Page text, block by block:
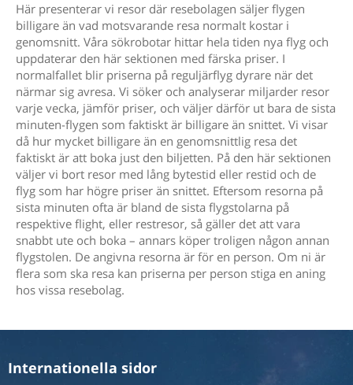
Här presenterar vi resor där resebolagen säljer flygen
billigare än vad motsvarande resa normalt kostar i
genomsnitt. Våra sökrobotar hittar hela tiden nya flyg och
uppdaterar den här sektionen med färska priser. I
normalfallet blir priserna på reguljärflyg dyrare när det
närmar sig avresa. Vi söker och analyserar miljarder resor
varje vecka, jämför priser, och väljer därför ut bara de sista
minuten-flygen som faktiskt är billigare än snittet. Vi visar
då hur mycket billigare än en genomsnittlig resa det
faktiskt är att boka just den biljetten. På den här sektionen
väljer vi bort resor med lång bytestid eller restid och de
flyg som har högre priser än snittet. Eftersom resorna på
sista minuten ofta är bland de sista flygstolarna på
respektive flight, eller restresor, så gäller det att vara
snabbt ute och boka – annars köper troligen någon annan
flygstolen. De angivna resorna är för en person. Om ni är
flera som ska resa kan priserna per person stiga en aning
hos vissa resebolag.
Internationella sidor